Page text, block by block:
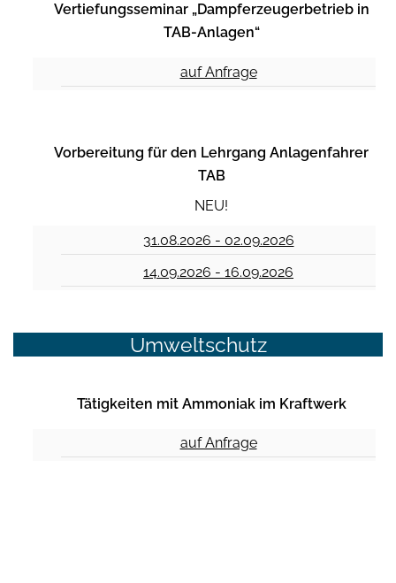
Vertiefungsseminar „Dampferzeugerbetrieb in
TAB-Anlagen“
auf Anfrage
Vorbereitung für den Lehrgang Anlagenfahrer
TAB
NEU!
31.08.2026 - 02.09.2026
14.09.2026 - 16.09.2026
Umweltschutz
Tätigkeiten mit Ammoniak im Kraftwerk
auf Anfrage